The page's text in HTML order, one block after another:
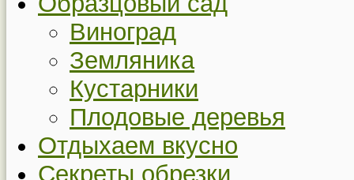
Виноград
Земляника
Кустарники
Плодовые деревья
Отдыхаем вкусно
Секреты обрезки